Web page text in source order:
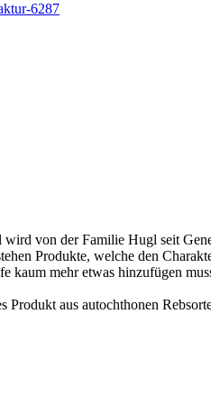
6287
von der Familie Hugl seit
Produkte, welche den
kaum mehr etwas hinzufügen
Produkt aus autochthonen